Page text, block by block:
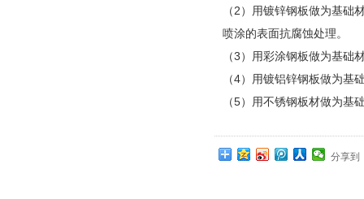
（2）用镀锌钢板做为基
喷涂的表面抗腐蚀处理。
（3）用彩涂钢板做为基
（4）用镀铝锌钢板做为
（5）用不锈钢板材做为
分享到